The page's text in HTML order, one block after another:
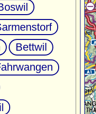
Bettwil